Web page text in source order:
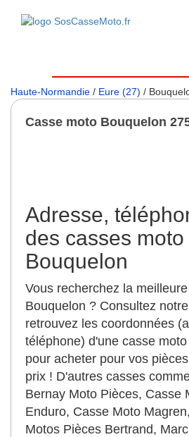
Haute-Normandie / Eure (27) /
Casse moto Bouquelon
Adresse,
des casses moto
Bouquelon
Vous recherchez la
Bouquelon ? Consultez
retrouvez les coordonnées
téléphone) d'une casse
pour acheter pour vos
prix ! D'autres casses
Bernay Moto Pièces, Casse
Enduro, Casse Moto
Motos Pièces Bertrand,